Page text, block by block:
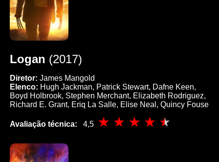
Logan (2017)
Diretor: James Mangold
Elenco: Hugh Jackman, Patrick Stewart, Dafne Keen,
Boyd Holbrook, Stephen Merchant, Elizabeth Rodriguez,
Richard E. Grant, Eriq La Salle, Elise Neal, Quincy Fouse
Avaliação técnica: 4,5